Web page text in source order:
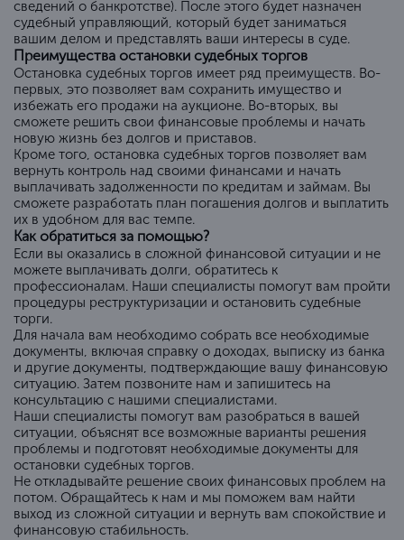
сведений о банкротстве). После этого будет назначен
судебный управляющий, который будет заниматься
вашим делом и представлять ваши интересы в суде.
Преимущества остановки судебных торгов
Остановка судебных торгов имеет ряд преимуществ. Во-
первых, это позволяет вам сохранить имущество и
избежать его продажи на аукционе. Во-вторых, вы
сможете решить свои финансовые проблемы и начать
новую жизнь без долгов и приставов.
Кроме того, остановка судебных торгов позволяет вам
вернуть контроль над своими финансами и начать
выплачивать задолженности по кредитам и займам. Вы
сможете разработать план погашения долгов и выплатить
их в удобном для вас темпе.
Как обратиться за помощью?
Если вы оказались в сложной финансовой ситуации и не
можете выплачивать долги, обратитесь к
профессионалам. Наши специалисты помогут вам пройти
процедуры реструктуризации и остановить судебные
торги.
Для начала вам необходимо собрать все необходимые
документы, включая справку о доходах, выписку из банка
и другие документы, подтверждающие вашу финансовую
ситуацию. Затем позвоните нам и запишитесь на
консультацию с нашими специалистами.
Наши специалисты помогут вам разобраться в вашей
ситуации, объяснят все возможные варианты решения
проблемы и подготовят необходимые документы для
остановки судебных торгов.
Не откладывайте решение своих финансовых проблем на
потом. Обращайтесь к нам и мы поможем вам найти
выход из сложной ситуации и вернуть вам спокойствие и
финансовую стабильность.